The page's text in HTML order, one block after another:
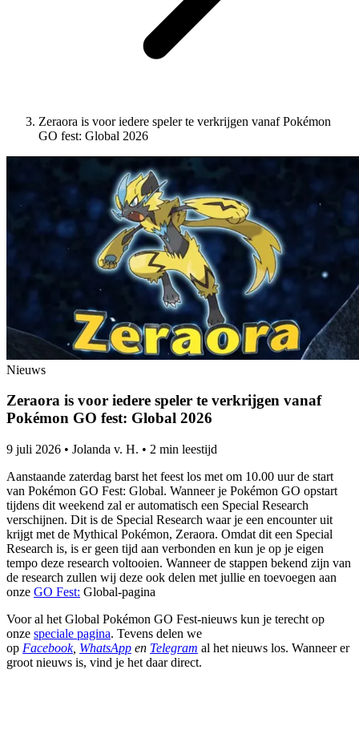
Zeraora is voor iedere speler te verkrijgen vanaf Pokémon
GO fest: Global 2026
Nieuws
Zeraora is voor iedere speler te verkrijgen vanaf
Pokémon GO fest: Global 2026
9 juli 2026 • Jolanda v. H. • 2 min leestijd
Aanstaande zaterdag barst het feest los met om 10.00 uur de start
van Pokémon GO Fest: Global. Wanneer je Pokémon GO opstart
tijdens dit weekend zal er automatisch een Special Research
verschijnen. Dit is de Special Research waar je een encounter uit
krijgt met de Mythical Pokémon, Zeraora. Omdat dit een Special
Research is, is er geen tijd aan verbonden en kun je op je eigen
tempo deze research voltooien. Wanneer de stappen bekend zijn van
de research zullen wij deze ook delen met jullie en toevoegen aan
onze GO Fest: Global-pagina
Voor al het Global Pokémon GO Fest-nieuws kun je terecht op
onze speciale pagina. Tevens delen we
op Facebook, WhatsApp en Telegram al het nieuws los. Wanneer er
groot nieuws is, vind je het daar direct.